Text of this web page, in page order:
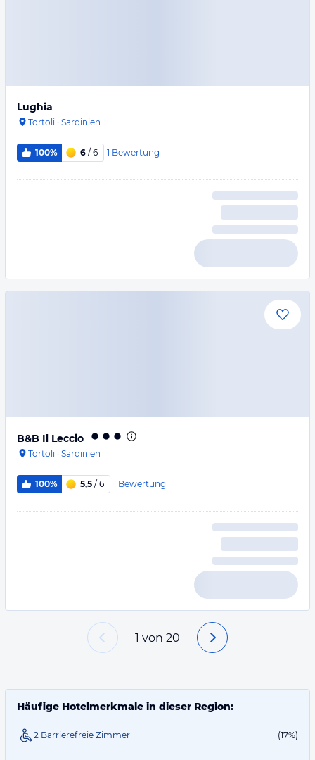
Lughia
Tortoli · Sardinien
100% 6 / 6 1 Bewertung
B&B Il Leccio
Tortoli · Sardinien
100% 5,5 / 6 1 Bewertung
1 von 20
Häufige Hotelmerkmale in dieser Region:
2 Barrierefreie Zimmer (17%)